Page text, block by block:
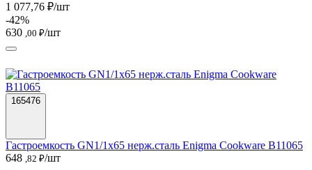
1 077,76 ₽/шт
-42%
630 ,00 ₽/шт
165476
Гастроемкость GN1/1х65 нерж.сталь Enigma Cookware B11065
648 ,82 ₽/шт